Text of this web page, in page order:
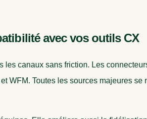
avec vos outils CX
les canaux sans friction. Les
WFM. Toutes les sources majeures se